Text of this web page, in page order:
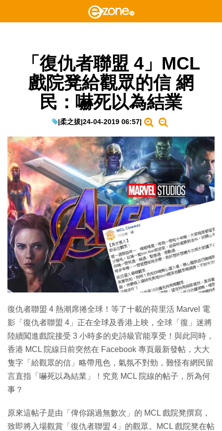
「復仇者聯盟 4」MCL
戲院凳給觀眾的信 網
民：嚇死以為結業
|柔之拔|24-04-2019 06:57|
復仇者聯盟 4 熱潮席捲全球！等了十載的荷里活 Marvel 電
影「復仇者聯盟 4」正在全球及香港上映，全球「復」迷將
陸續闖進戲院接受 3 小時多的史詩級官能享受！與此同時，
香港 MCL 院線日前突然在 Facebook 專頁最新發帖，大大
隻字「給觀眾的信」略帶甩色，氣氛不對勁，難怪有網民留
言直指「嚇死以為結業」！究竟 MCL 院線的帖子，所為何
事？
原來這帖子是由「俾你踢過無數次」的 MCL 戲院凳撰寫，
致即將入場觀賞「復仇者聯盟 4」的觀眾。MCL 戲院凳在帖